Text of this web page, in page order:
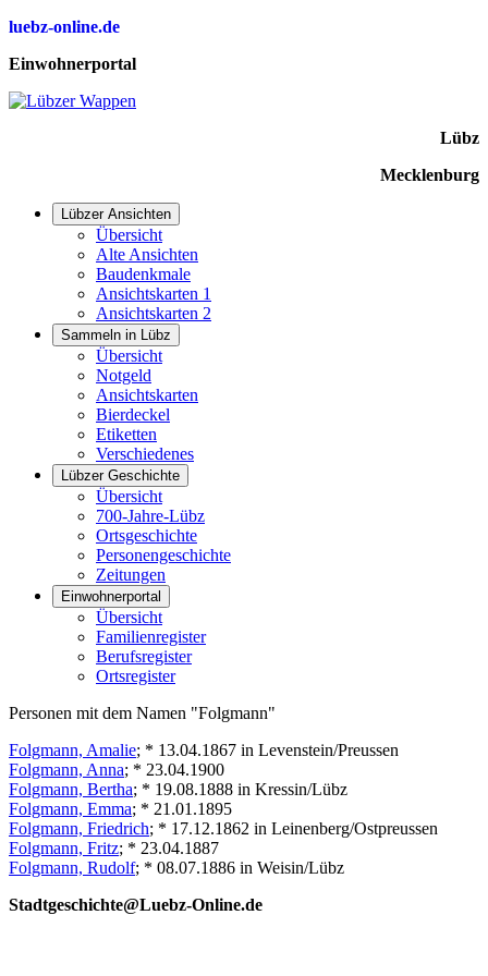
luebz-online.de
Einwohnerportal
Lübz
Mecklenburg
Lübzer Ansichten
Übersicht
Alte Ansichten
Baudenkmale
Ansichtskarten 1
Ansichtskarten 2
Sammeln in Lübz
Übersicht
Notgeld
Ansichtskarten
Bierdeckel
Etiketten
Verschiedenes
Lübzer Geschichte
Übersicht
700-Jahre-Lübz
Ortsgeschichte
Personengeschichte
Zeitungen
Einwohnerportal
Übersicht
Familienregister
Berufsregister
Ortsregister
Personen mit dem Namen "Folgmann"
Folgmann, Amalie; * 13.04.1867 in Levenstein/Preussen
Folgmann, Anna; * 23.04.1900
Folgmann, Bertha; * 19.08.1888 in Kressin/Lübz
Folgmann, Emma; * 21.01.1895
Folgmann, Friedrich; * 17.12.1862 in Leinenberg/Ostpreussen
Folgmann, Fritz; * 23.04.1887
Folgmann, Rudolf; * 08.07.1886 in Weisin/Lübz
Stadtgeschichte@Luebz-Online.de